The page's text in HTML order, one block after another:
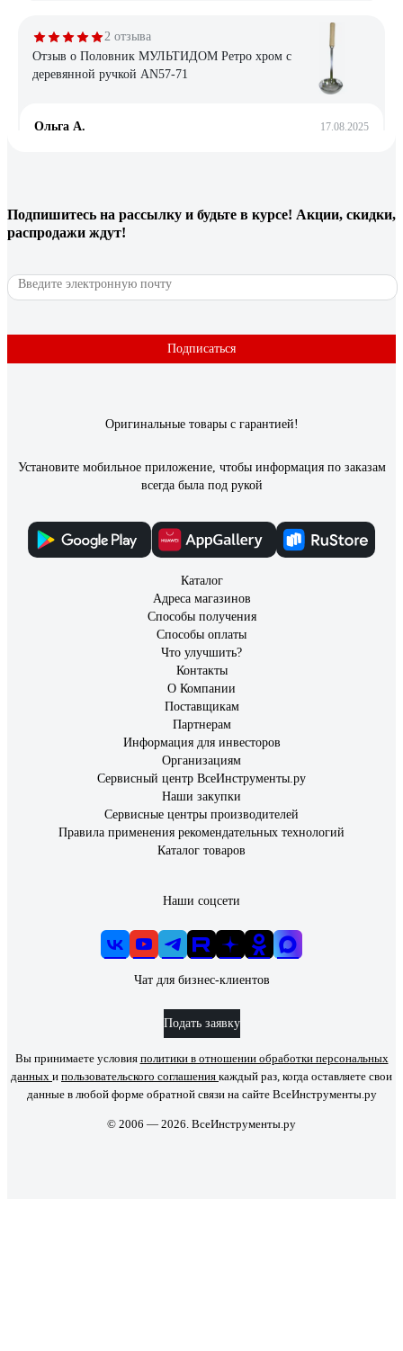
2 отзыва
Отзыв о Половник МУЛЬТИДОМ Ретро хром с
деревянной ручкой AN57-71
Ольга А. 17.08.2025
блинов пойдёт)
1 отзыв
Отзыв о Половник для блинов МУЛЬТИДОМ
Подпишитесь на рассылку и будьте в курсе! Акции, скидки,
распродажи ждут!
Подписаться
Оригинальные товары с гарантией!
Установите мобильное приложение, чтобы информация по заказам
всегда была под рукой
Каталог
Адреса магазинов
Способы получения
Способы оплаты
Что улучшить?
Контакты
О Компании
Поставщикам
Партнерам
Информация для инвесторов
Организациям
Сервисный центр ВсеИнструменты.ру
Наши закупки
Сервисные центры производителей
Правила применения рекомендательных технологий
Каталог товаров
Наши соцсети
Чат для бизнес-клиентов
Подать заявку
Вы принимаете условия политики в отношении обработки персональных
данных и пользовательского соглашения каждый раз, когда оставляете свои
данные в любой форме обратной связи на сайте ВсеИнструменты.ру
© 2006 — 2026. ВсеИнструменты.ру